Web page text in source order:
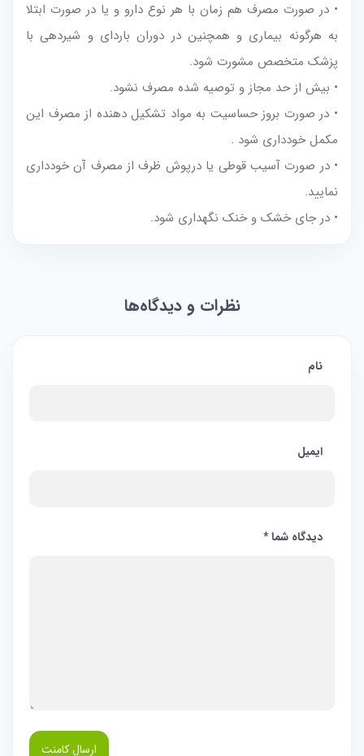
• در صورت مصرف هم زمان با هر نوع دارو و یا در صورت ابتلا
به هرگونه بیمارى و همچنین در دوران باردای و شیردهی با
پزشک متخصص مشورت شود.
• بیش از حد مجاز و توصیه شده مصرف نشود.
• در صورت بروز حساسیت به مواد تشکیل دهنده از مصرف این
مکمل خوددارى شود .
• در صورت آسیب قوطی یا درپوش ظرف از مصرف آن خودداری
نمایید.
• در جای خشک و خنک نگهداری شود.
نظرات و دیدگاه‌ها
نام
ایمیل
دیدگاه شما*
ارسال کامنت